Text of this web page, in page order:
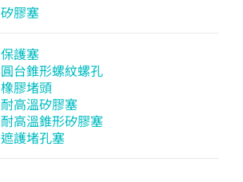
矽膠塞
保護塞
圓台錐形螺紋螺孔
橡膠堵頭
耐高溫矽膠塞
耐高溫錐形矽膠塞
遮護堵孔塞